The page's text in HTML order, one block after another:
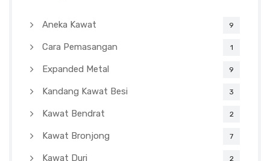
Aneka Kawat 9
Cara Pemasangan 1
Expanded Metal 9
Kandang Kawat Besi 3
Kawat Bendrat 2
Kawat Bronjong 7
Kawat Duri 2